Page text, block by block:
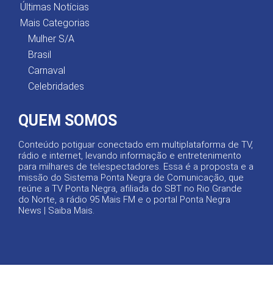
Últimas Notícias
Mais Categorias
Mulher S/A
Brasil
Carnaval
Celebridades
QUEM SOMOS
Conteúdo potiguar conectado em multiplataforma de TV,
rádio e internet, levando informação e entretenimento
para milhares de telespectadores. Essa é a proposta e a
missão do Sistema Ponta Negra de Comunicação, que
reúne a TV Ponta Negra, afiliada do SBT no Rio Grande
do Norte, a rádio 95 Mais FM e o portal Ponta Negra
News | Saiba Mais.